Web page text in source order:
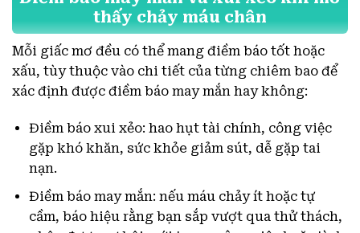
thấy chảy máu chân
Mỗi giấc mơ đều có thể mang điềm báo tốt hoặc
xấu, tùy thuộc vào chi tiết của từng chiêm bao để
xác định được điềm báo may mắn hay không:
Điềm báo xui xẻo: hao hụt tài chính, công việc
gặp khó khăn, sức khỏe giảm sút, dễ gặp tai
nạn.
Điềm báo may mắn: nếu máu chảy ít hoặc tự
cầm, báo hiệu rằng bạn sắp vượt qua thử thách,